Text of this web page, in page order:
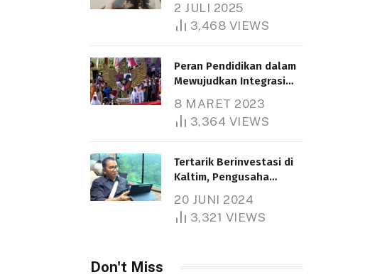
Bantuan Pendidikan
Gratispol
2 JULI 2025
3,468 VIEWS
Peran Pendidikan dalam
Mewujudkan Integrasi
8 MARET 2023
3,364 VIEWS
Tertarik Berinvestasi di
Kaltim, Pengusaha
1.000 Hektare
20 JUNI 2024
3,321 VIEWS
Don't Miss